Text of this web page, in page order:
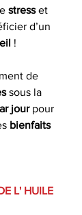
stresset
d’un
!
de
sous la
jourpour
bienfaits
L' HUILE